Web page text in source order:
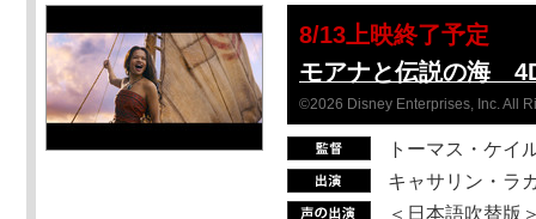
8/13上映終了予定
モアナと伝説の海
©2026 Disney Enterprises, Inc. All
トーマス・ケイ
キャサリン・ラ
＜日本語吹替版